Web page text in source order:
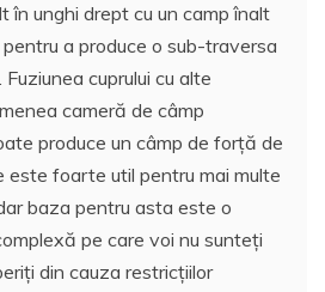
în unghi drept cu un camp înalt
a produce o sub-traversa
cuprului cu alte
cameră de câmp
produce un câmp de forță de
este foarte util pentru mai multe
baza pentru asta este o
pe care voi nu sunteți
din cauza restricțiilor